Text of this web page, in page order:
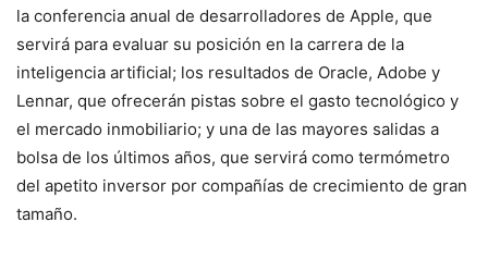
la conferencia anual de desarrolladores de Apple, que
servirá para evaluar su posición en la carrera de la
inteligencia artificial; los resultados de Oracle, Adobe y
Lennar, que ofrecerán pistas sobre el gasto tecnológico y
el mercado inmobiliario; y una de las mayores salidas a
bolsa de los últimos años, que servirá como termómetro
del apetito inversor por compañías de crecimiento de gran
tamaño.